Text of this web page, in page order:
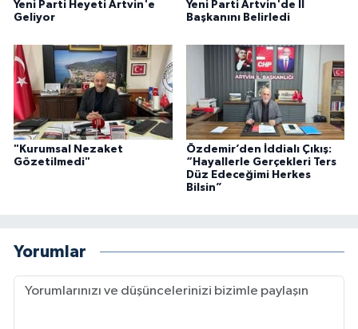
Yeni Parti Heyeti Artvin'e
Geliyor
Yeni Parti Artvin'de İl
Başkanını Belirledi
"Kurumsal Nezaket
Gözetilmedi"
Özdemir’den İddialı Çıkış:
“Hayallerle Gerçekleri Ters
Düz Edeceğimi Herkes
Bilsin”
Yorumlar